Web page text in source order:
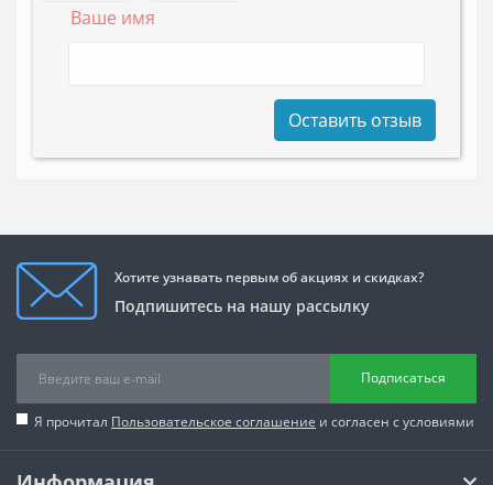
Ваше имя
Оставить отзыв
Хотите узнавать первым об акциях и скидках?
Подпишитесь на нашу рассылку
Подписаться
Я прочитал Пользовательское соглашение и согласен с условиями